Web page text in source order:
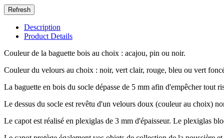
Description
Product Details
Couleur de la baguette bois au choix : acajou, pin ou noir.
Couleur du velours au choix : noir, vert clair, rouge, bleu ou vert
La baguette en bois du socle dépasse de 5 mm afin d'empêcher tout
Le dessus du socle est revêtu d'un velours doux (couleur au choix)
Le capot est réalisé en plexiglas de 3 mm d'épaisseur. Le plexiglas